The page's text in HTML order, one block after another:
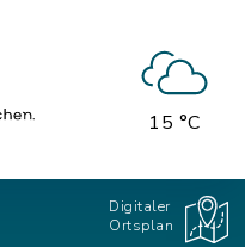
15 °C
Digitaler
Ortsplan